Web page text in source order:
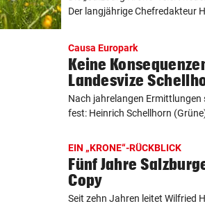
Der langjährige Chefredakteur
Causa Europark
Keine
Landesvize
Nach jahrelangen Ermittlungen
fest: Heinrich Schellhorn
EIN „KRONE“-RÜCKBLICK
Fünf Jahre
Copy
Seit zehn Jahren leitet Wilfried